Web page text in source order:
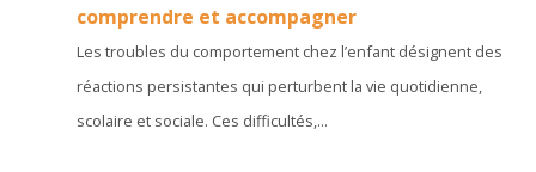
comprendre et accompagner
Les troubles du comportement chez l’enfant désignent des
réactions persistantes qui perturbent la vie quotidienne,
scolaire et sociale. Ces difficultés,...